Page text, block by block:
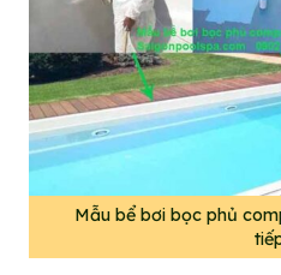
Mẫu bể bơi bọc phủ